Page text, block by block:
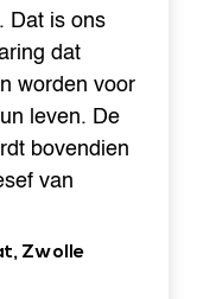
Dat is ons
dat
worden voor
leven. De
bovendien
van
Zwolle